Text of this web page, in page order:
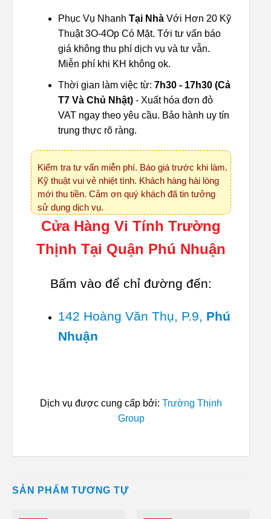
Phục Vụ Nhanh Tại Nhà Với Hơn 20 Kỹ
Thuật 3O-4Op Có Mặt. Tới tư vấn báo
giá không thu phí dịch vụ và tư vẫn.
Miễn phí khi KH không ok.
Thời gian làm việc từ: 7h30 - 17h30 (Cả
T7 Và Chủ Nhật) - Xuất hóa đơn đỏ
VAT ngay theo yêu cầu. Bảo hành uy tín
trung thực rõ ràng.
Kiểm tra tư vấn miễn phí. Báo giá trước khi làm.
Kỹ thuật vui vẻ nhiệt tình. Khách hàng hài lòng
mới thu tiền. Cảm ơn quý khách đã tin tưởng
sử dụng dịch vụ.
Cửa Hàng Vi Tính Trường
Thịnh Tại Quận Phú Nhuận
Bấm vào để chỉ đường đến:
142 Hoàng Văn Thụ, P.9, Phú
Nhuận
Dịch vụ được cung cấp bởi: Trường Thịnh
Group
SẢN PHẨM TƯƠNG TỰ